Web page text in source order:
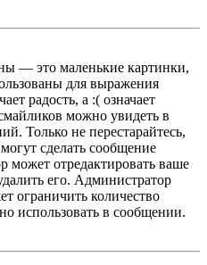
— это маленькие картинки,
для выражения
радость, а :( означает
можно увидеть в
Только не перестарайтесь,
сделать сообщение
может отредактировать ваше
его. Администратор
ограничить количество
использовать в сообщении.